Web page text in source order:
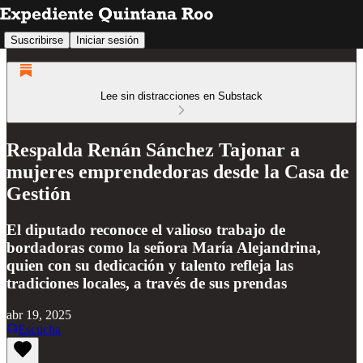
Suscribirse Iniciar sesión
Lee sin distracciones en Substack
Respalda Renán Sánchez Tajonar a
mujeres emprendedoras desde la Casa de
Gestión
El diputado reconoce el valioso trabajo de
bordadoras como la señora María Alejandrina,
quien con su dedicación y talento refleja las
tradiciones locales, a través de sus prendas
abr 19, 2025
Escucha